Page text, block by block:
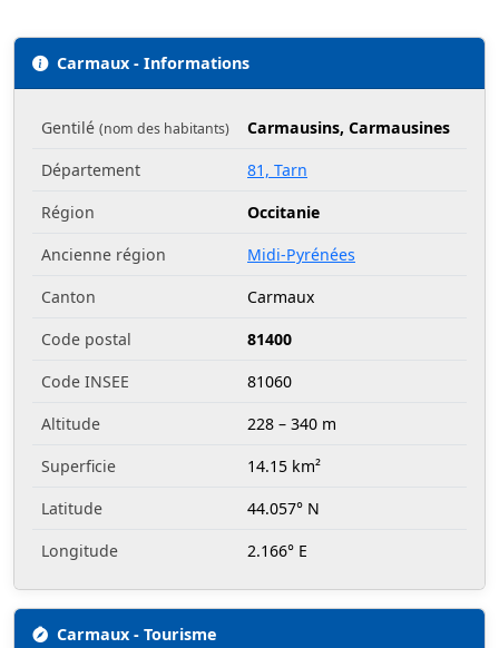
Carmaux - Informations
Gentilé (nom des habitants)
Carmausins, Carmausines
Département
81, Tarn
Région
Occitanie
Ancienne région
Midi-Pyrénées
Canton
Carmaux
Code postal
81400
Code INSEE
81060
Altitude
228 – 340 m
Superficie
14.15 km²
Latitude
44.057° N
Longitude
2.166° E
Carmaux - Tourisme